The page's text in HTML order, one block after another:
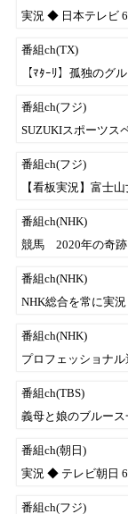
実況 ◆ 日本テレビ
番組ch(TX)
【ﾏﾀｰﾘ】孤独のグ
番組ch(フジ)
SUZUKIスポーツ
番組ch(フジ)
【看板実況】富士
番組ch(NHK)
競馬 2020年の奇跡
番組ch(NHK)
NHK総合を常に実
番組ch(NHK)
プロフェッショナ
番組ch(TBS)
義母と娘のブルー
番組ch(朝日)
実況 ◆ テレビ朝日
番組ch(フジ)